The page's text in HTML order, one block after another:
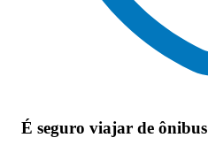
É seguro viajar de ônibus